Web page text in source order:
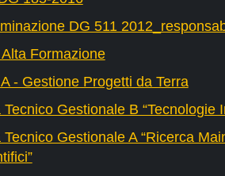
DG 511
Formazione
- Gestione Progetti da Terra
Tecnico Gestionale B “Tecnologie
Tecnico Gestionale A “Ricerca